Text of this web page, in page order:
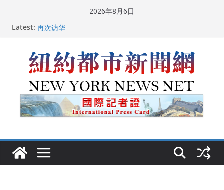
2026年8月6日
Latest: 中国驻美国大使谢锋邀请美国老教师罗纳德·萨科尔斯基
纽约启动“Fix the City”计划 重拳整治长期违规房东
美国最高法院维持“出生公民权” : 出生在美国就是美国
FBI联合纽约警方突袭多名警界高层住所 涉纽约警察局腐
败刑事调查